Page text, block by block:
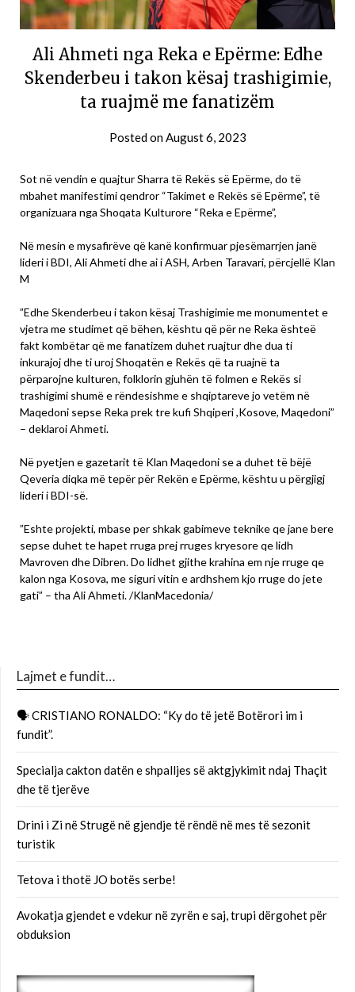
Ali Ahmeti nga Reka e Epërme: Edhe
Skenderbeu i takon kësaj trashigimie,
ta ruajmë me fanatizëm
Posted onAugust 6, 2023
Sot në vendin e quajtur Sharra të Rekës së Epërme, do të
mbahet manifestimi qendror “Takimet e Rekës së Epërme”, të
organizuara nga Shoqata Kulturore “Reka e Epërme”,
Në mesin e mysafirëve që kanë konfirmuar pjesëmarrjen janë
lideri i BDI, Ali Ahmeti dhe ai i ASH, Arben Taravari, përcjellë Klan
M
”Edhe Skenderbeu i takon kësaj Trashigimie me monumentet e
vjetra me studimet që bëhen, kështu që për ne Reka ështeë
fakt kombëtar që me fanatizem duhet ruajtur dhe dua ti
inkurajoj dhe ti uroj Shoqatën e Rekës që ta ruajnë ta
përparojne kulturen, folklorin gjuhën të folmen e Rekës si
trashigimi shumë e rëndesishme e shqiptareve jo vetëm në
Maqedoni sepse Reka prek tre kufi Shqiperi ,Kosove, Maqedoni”
– deklaroi Ahmeti.
Në pyetjen e gazetarit të Klan Maqedoni se a duhet të bëjë
Qeveria diqka më tepër për Rekën e Epërme, kështu u përgjigj
lideri i BDI-së.
”Eshte projekti, mbase per shkak gabimeve teknike qe jane bere
sepse duhet te hapet rruga prej rruges kryesore qe lidh
Mavroven dhe Dibren. Do lidhet gjithe krahina em nje rruge qe
kalon nga Kosova, me siguri vitin e ardhshem kjo rruge do jete
gati” – tha Ali Ahmeti. /KlanMacedonia/
Lajmet e fundit…
🗣 CRISTIANO RONALDO: “Ky do të jetë Botërori im i
fundit”.
Specialja cakton datën e shpalljes së aktgjykimit ndaj Thaçit
dhe të tjerëve
Drini i Zi në Strugë në gjendje të rëndë në mes të sezonit
turistik
Tetova i thotë JO botës serbe!
Avokatja gjendet e vdekur në zyrën e saj, trupi dërgohet për
obduksion